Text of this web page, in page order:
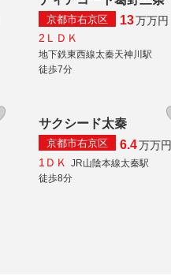
京都市右京区 13万万円
2ＬＤＫ
地下鉄東西線太秦天神川駅
徒歩7分
サクシード太秦
京都市右京区 6.4万万円
1ＤＫ
JR山陰本線太秦駅
徒歩8分